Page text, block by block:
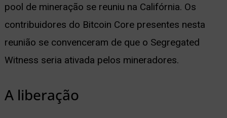
pool de mineração se reuniu na Califórnia. Os
contribuidores do Bitcoin Core presentes nesta
reunião se convenceram de que o Segregated
Witness seria ativada pelos mineradores.
A liberação